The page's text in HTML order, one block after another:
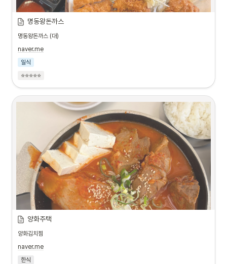
명동왕돈까스
명동왕돈까스 (대)
naver.me
일식
⭐⭐⭐⭐⭐
양화주택
양화김치찜
naver.me
한식